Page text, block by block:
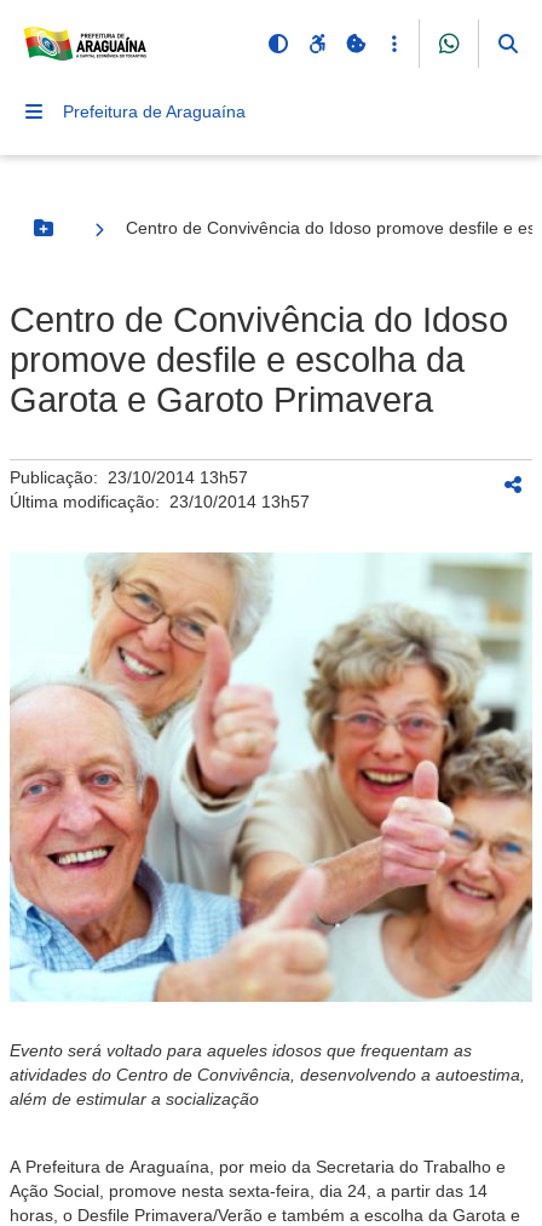
Prefeitura de Araguaína
Botão Menu
Centro de Convivência do Idoso promove desfile e
Centro de Convivência do Idoso
promove desfile e escolha da
Garota e Garoto Primavera
Publicação: 23/10/2014 13h57
Última modificação: 23/10/2014 13h57
Evento será voltado para aqueles idosos que frequentam as
atividades do Centro de Convivência, desenvolvendo a autoestima,
além de estimular a socialização
A Prefeitura de Araguaína, por meio da Secretaria do Trabalho e
Ação Social, promove nesta sexta-feira, dia 24, a partir das 14
horas, o Desfile Primavera/Verão e também a escolha da Garota e